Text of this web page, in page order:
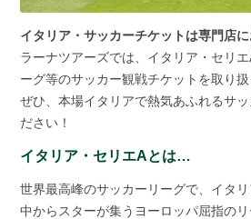
イタリア・サッカーチケットは専門店に
ラーナツアーズでは、イタリア・セリ
ーグ等のサッカー観戦チケットを取り扱
ぜひ、本場イタリアで熱気あふれるサ
ださい！
イタリア・セリエAとは…
世界最高峰のサッカーリーグで、イタ
中からスターが集うヨーロッパ屈指のリ